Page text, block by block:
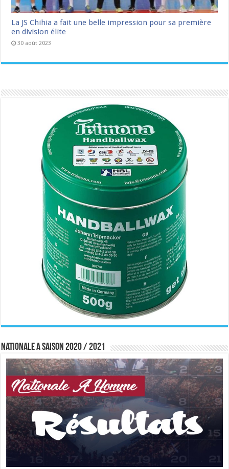
La JS Chihia a fait une belle impression pour sa première
en division élite
30 août 2023
Nationale A saison 2020 / 2021